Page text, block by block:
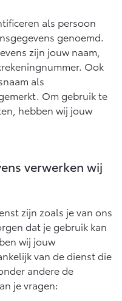
Verso
ELEKTRISCH
Vanaf € 56.570,-
als persoon
genoemd.
zijn jouw naam,
Ook
als
Om gebruik te
hebben wij jouw
verwerken wij
zijn zoals je van ons
dat je gebruik kan
wij jouw
van de dienst die
andere de
je vragen: